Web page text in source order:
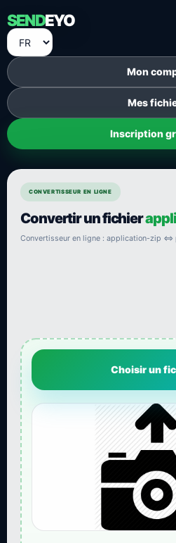
SENDEYO
Mon
Mes
Inscription
CONVERTISSEUR EN LIGNE
Convertir un fichier
Convertisseur en ligne : application-zip ⇔
Choisir un